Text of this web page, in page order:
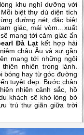
khu nghỉ dưỡng với
biệt thự dù diện tích
đường nét, đặc biệt
giác, mái vòm…xuất
mang tới cảm giác ấn
Đà Lạtkết hợp hài
châu Âu và sự gần
mang tới những ngôi
nhiên trong lành.
bóng hay từ góc đường
tuyệt đẹp. Bước chân
nhiên cảnh sắc, hồ
khách sẽ khó lòng bỏ
trú thư giãn giữa trời